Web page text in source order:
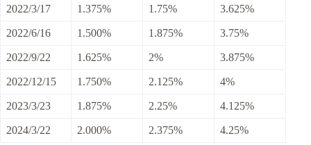
2022/3/17 1.375% 1.75% 3.625%
2022/6/16 1.500% 1.875% 3.75%
2022/9/22 1.625% 2% 3.875%
2022/12/15 1.750% 2.125% 4%
2023/3/23 1.875% 2.25% 4.125%
2024/3/22 2.000% 2.375%
4.25%